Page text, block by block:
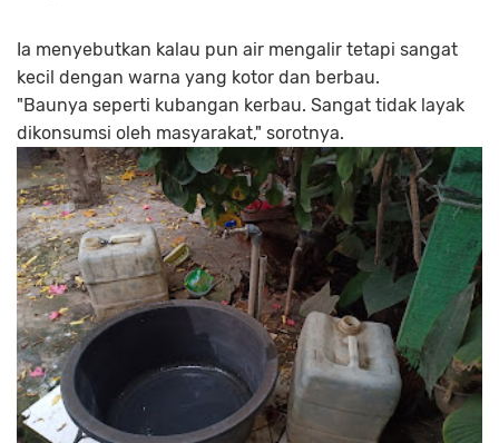
Ia menyebutkan kalau pun air mengalir tetapi sangat
kecil dengan warna yang kotor dan berbau.
"Baunya seperti kubangan kerbau. Sangat tidak layak
dikonsumsi oleh masyarakat," sorotnya.